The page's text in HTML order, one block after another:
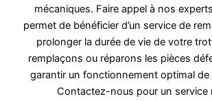
mécaniques. Faire appel à nos
permet de bénéficier d’un service de
prolonger la durée de vie de votre
remplaçons ou réparons les pièces
garantir un fonctionnement optimal de
Contactez-nous pour un service